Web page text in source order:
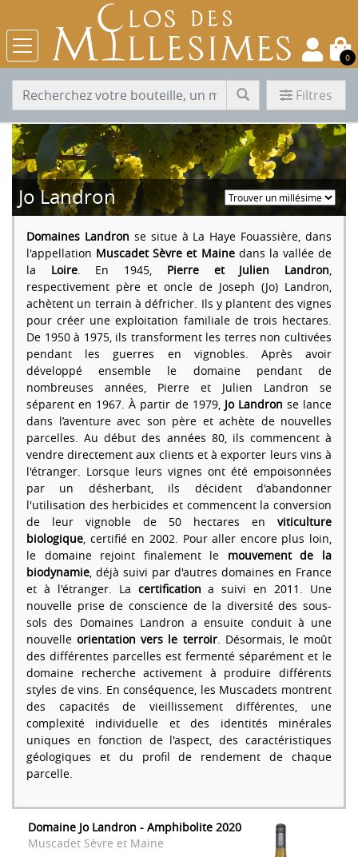
0
Filtres
Jo Landron
Domaines Landron se situe à La Haye Fouassière, dans
l'appellation Muscadet Sèvre et Mainedans la vallée de
la Loire. En 1945, Pierre et Julien Landron,
respectivement père et oncle de Joseph (Jo) Landron,
achètent un terrain à défricher. Ils y plantent des vignes
pour créer une exploitation familiale de trois hectares.
De 1950 à 1975, ils transforment les terres non cultivées
pendant les guerres en vignobles. Après avoir
développé ensemble le domaine pendant de
nombreuses années, Pierre et Julien Landron se
séparent en 1967. À partir de 1979, Jo Landron se lance
dans l’aventure avec son père et achète de nouvelles
parcelles. Au début des années 80, ils commencent à
vendre directement aux clients et à exporter leurs vins à
l'étranger. Lorsque leurs vignes ont été empoisonnées
par un désherbant, ils décident d'abandonner
l'utilisation des herbicides et commencent la conversion
de leur vignoble de 50 hectares en viticulture
biologique, certifié en 2002. Pour aller encore plus loin,
le domaine rejoint finalement le mouvement de la
biodynamie, déjà suivi par d'autres domaines en France
et à l'étranger. La certification a suivi en 2011. Une
nouvelle prise de conscience de la diversité des sous-
sols des Domaines Landron a ensuite conduit à une
nouvelleorientation vers le terroir. Désormais, le moût
des différentes parcelles est fermenté séparément et le
domaine recherche activement à produire différents
styles de vins. En conséquence, les Muscadets montrent
des capacités de vieillissement différentes, une
complexité individuelle et des identités minérales
uniques en fonction de l'aspect, des caractéristiques
géologiques et du profil de rendement de chaque
parcelle.
Domaine Jo Landron - Amphibolite 2020
Muscadet Sèvre et Maine